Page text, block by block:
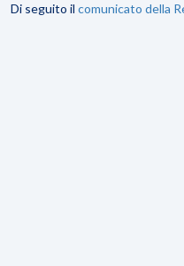
Di seguito il comunicato della